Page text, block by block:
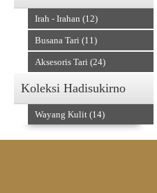
Irah - Irahan (12)
Busana Tari (11)
Aksesoris Tari (24)
Koleksi Hadisukirno
Wayang Kulit (14)